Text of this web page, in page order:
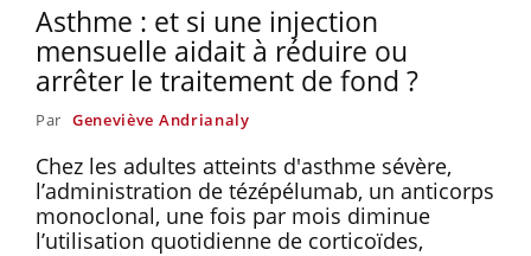
Asthme : et si une injection
mensuelle aidait à réduire ou
arrêter le traitement de fond ?
Par Geneviève Andrianaly
Chez les adultes atteints d'asthme sévère,
l’administration de tézépélumab, un anticorps
monoclonal, une fois par mois diminue
l’utilisation quotidienne de corticoïdes,